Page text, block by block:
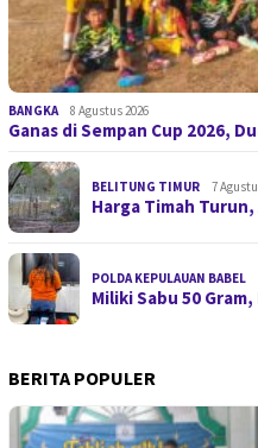
BANGKA 8 Agustus 2026
Ganas di Sempan Cup 2026,
BELITUNG TIMUR 7
Harga Timah
POLDA KEPULAUAN BABEL
Miliki Sabu 50
BERITA POPULER